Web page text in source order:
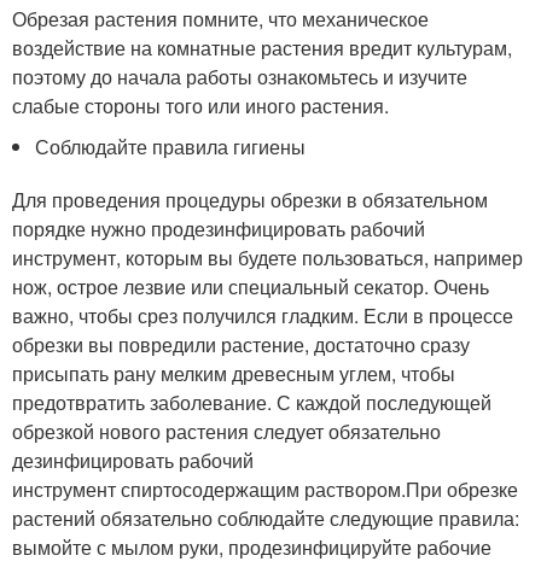
Обрезая растения помните, что механическое
воздействие на комнатные растения вредит культурам,
поэтому до начала работы ознакомьтесь и изучите
слабые стороны того или иного растения.
Соблюдайте правила гигиены
Для проведения процедуры обрезки в обязательном
порядке нужно продезинфицировать рабочий
инструмент, которым вы будете пользоваться, например
нож, острое лезвие или специальный секатор. Очень
важно, чтобы срез получился гладким. Если в процессе
обрезки вы повредили растение, достаточно сразу
присыпать рану мелким древесным углем, чтобы
предотвратить заболевание. С каждой последующей
обрезкой нового растения следует обязательно
дезинфицировать рабочий
инструмент спиртосодержащим раствором.При обрезке
растений обязательно соблюдайте следующие правила:
вымойте с мылом руки, продезинфицируйте рабочие